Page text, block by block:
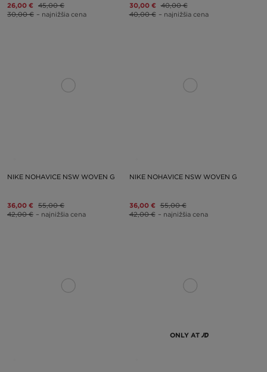
26,00 € 45,00 €
30,00 € – najnižšia cena
30,00 € 40,00 €
40,00 € – najnižšia cena
NIKE NOHAVICE NSW WOVEN G
36,00 € 55,00 €
42,00 € – najnižšia cena
NIKE NOHAVICE NSW WOVEN G
36,00 € 55,00 €
42,00 € – najnižšia cena
ONLY AT